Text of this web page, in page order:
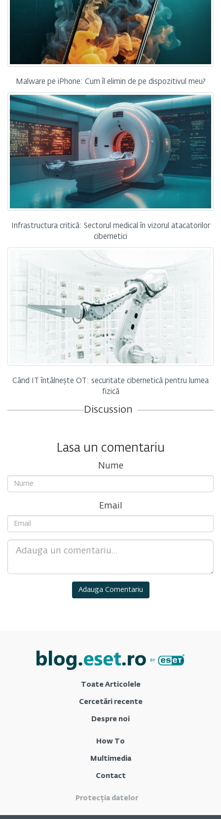
Malware pe iPhone: Cum îl elimin de pe dispozitivul meu?
Infrastructura critică: Sectorul medical în vizorul atacatorilor
cibernetici
Când IT întâlnește OT: securitate cibernetică pentru lumea
fizică
Discussion
Lasa un comentariu
Nume
Email
Toate Articolele
Cercetări recente
Despre noi
How To
Multimedia
Contact
Protecția datelor